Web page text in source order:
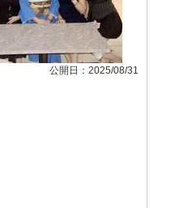
公開日：2025/08/31